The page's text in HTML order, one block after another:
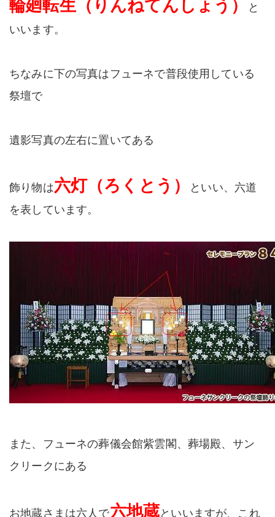
と
いいます。
ちなみに下の写真はフューネで普段使用している
祭壇で
遺影写真の左右に置いてある
飾り物は六灯（ろくとう）
といい、六道
を表しています。
また、フューネの葬儀会館紫雲閣、葬場殿、サン
クリークにある
お地蔵さまは六人で六地蔵といいますが、これ